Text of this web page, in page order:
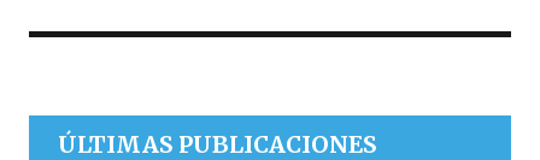
ÚLTIMAS PUBLICACIONES